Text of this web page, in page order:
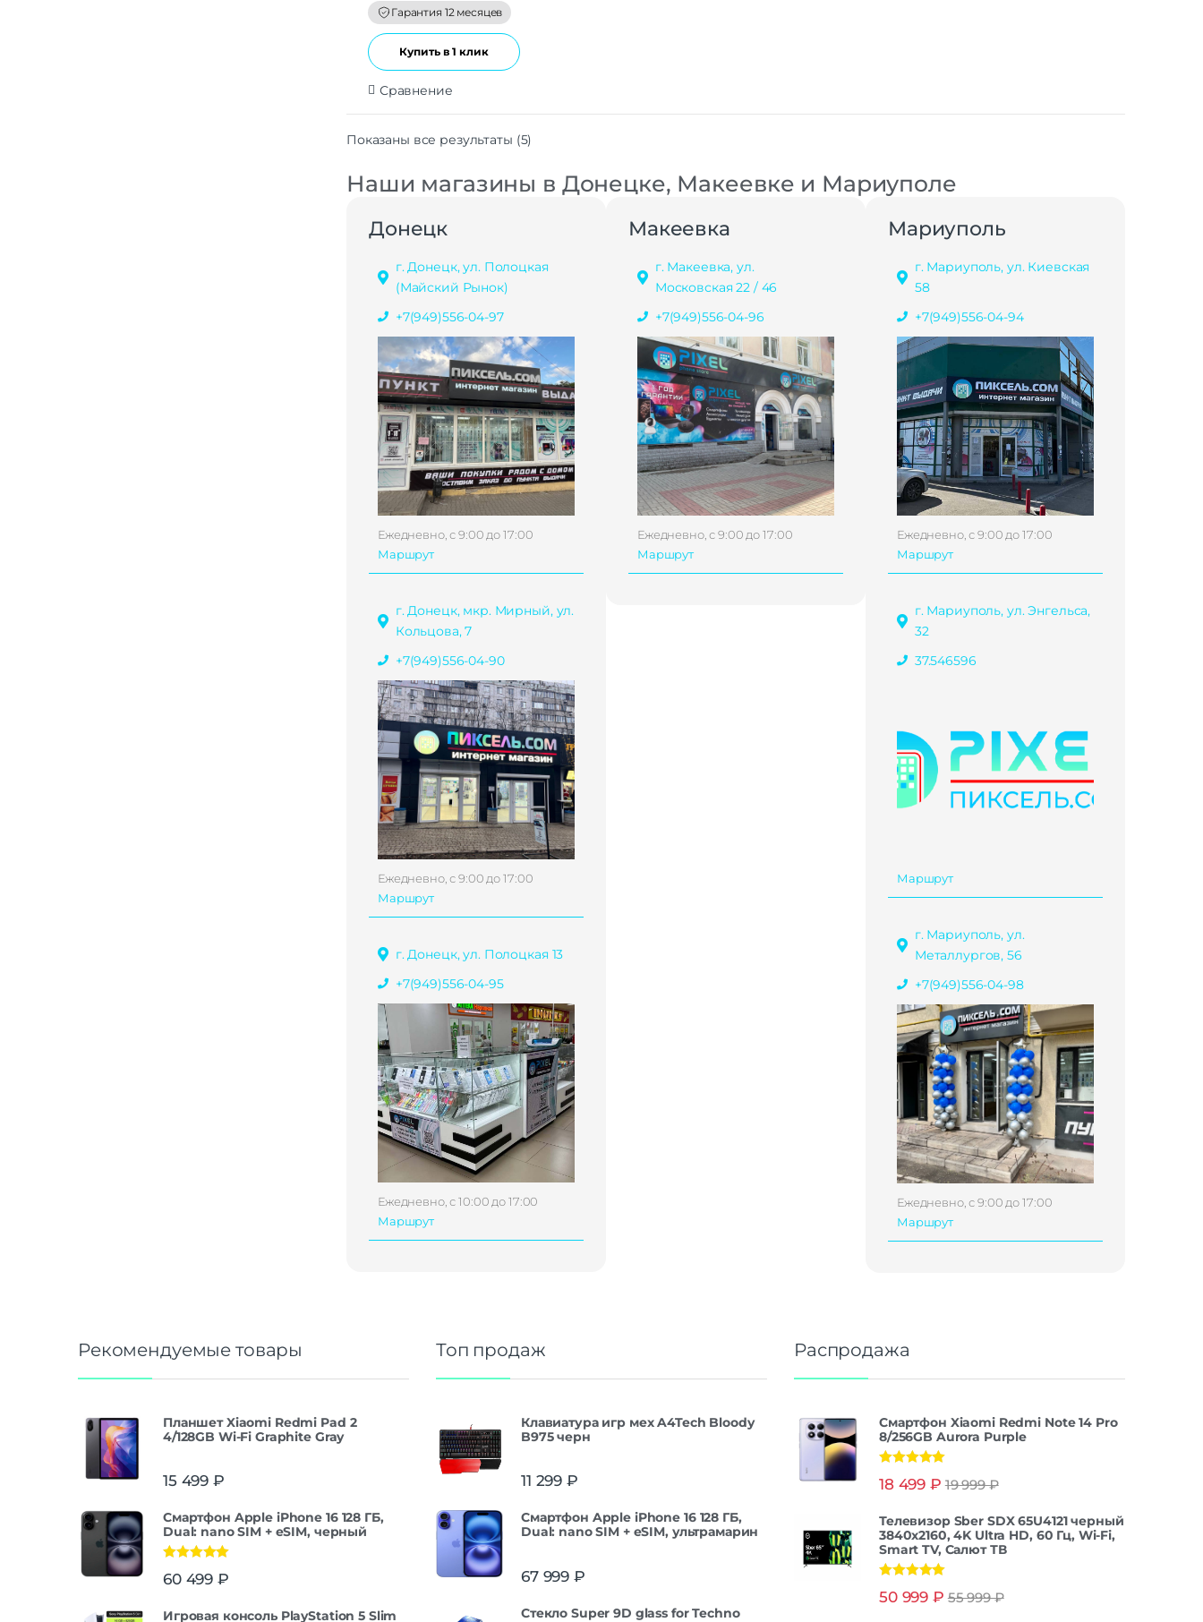
Гарантия 12 месяцев
Купить в 1 клик
Сравнение
Показаны все результаты (5)
Наши магазины в Донецке, Макеевке и Мариуполе
Донецк
г. Донецк, ул. Полоцкая
(Майский Рынок)
+7(949)556-04-97
Ежедневно, с 9:00 до 17:00
Маршрут
г. Донецк, мкр. Мирный, ул.
Кольцова, 7
+7(949)556-04-90
Ежедневно, с 9:00 до 17:00
Маршрут
г. Донецк, ул. Полоцкая 13
+7(949)556-04-95
Ежедневно, с 10:00 до 17:00
Маршрут
Макеевка
г. Макеевка, ул.
Московская 22 / 46
+7(949)556-04-96
Ежедневно, с 9:00 до 17:00
Маршрут
Мариуполь
г. Мариуполь, ул. Киевская
58
+7(949)556-04-94
Ежедневно, с 9:00 до 17:00
Маршрут
г. Мариуполь, ул. Энгельса,
32
37.546596
Маршрут
г. Мариуполь, ул.
Металлургов, 56
+7(949)556-04-98
Ежедневно, с 9:00 до 17:00
Маршрут
Рекомендуемые товары
Планшет Xiaomi Redmi Pad 2
4/128GB Wi-Fi Graphite Gray
15 499 ₽
Смартфон Apple iPhone 16 128 ГБ,
Dual: nano SIM + eSIM, черный
из 5
60 499 ₽
Игровая консоль PlayStation 5 Slim
Топ продаж
Клавиатура игр мех A4Tech Bloody
B975 черн
11 299 ₽
Смартфон Apple iPhone 16 128 ГБ,
Dual: nano SIM + eSIM, ультрамарин
67 999 ₽
Стекло Super 9D glass for Techno
Распродажа
Смартфон Xiaomi Redmi Note 14 Pro
8/256GB Aurora Purple
из 5
18 499 ₽ 19 999₽
Телевизор Sber SDX 65U4121 черный
3840x2160, 4K Ultra HD, 60 Гц, Wi-Fi,
Smart TV, Салют ТВ
из 5
50 999 ₽ 55 999₽